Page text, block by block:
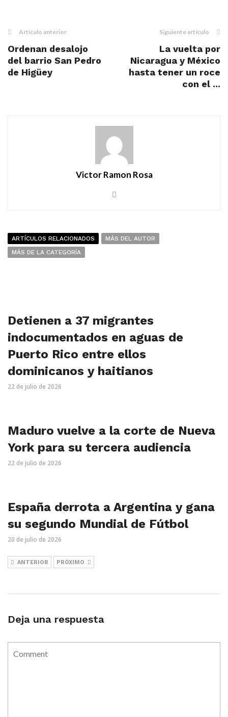
Artículo anterior
Ordenan desalojo
del barrio San Pedro
de Higüey
Siguiente artículo
La vuelta por
Nicaragua y México
hasta tener un roce
con el ...
Victor Ramon Rosa
ARTÍCULOS RELACIONADOS
MÁS DEL AUTOR
MÁS DE LA CATEGORÍA
Detienen a 37 migrantes
indocumentados en aguas de
Puerto Rico entre ellos
dominicanos y haitianos
22 de julio de 2026
Maduro vuelve a la corte de Nueva
York para su tercera audiencia
22 de julio de 2026
España derrota a Argentina y gana
su segundo Mundial de Fútbol
20 de julio de 2026
ANTERIOR PRÓXIMO
Deja una respuesta